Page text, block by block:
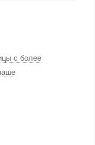
с более